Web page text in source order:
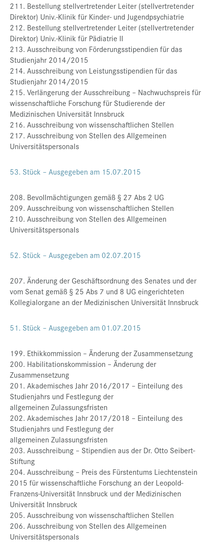
211. Bestellung stellvertretender Leiter (stellvertretender
Direktor) Univ.-Klinik für Kinder- und Jugendpsychiatrie
212. Bestellung stellvertretender Leiter (stellvertretender
Direktor) Univ.-Klinik für Pädiatrie II
213. Ausschreibung von Förderungsstipendien für das
Studienjahr 2014/2015
214. Ausschreibung von Leistungsstipendien für das
Studienjahr 2014/2015
215. Verlängerung der Ausschreibung – Nachwuchspreis für
wissenschaftliche Forschung für Studierende der
Medizinischen Universität Innsbruck
216. Ausschreibung von wissenschaftlichen Stellen
217. Ausschreibung von Stellen des Allgemeinen
Universitätspersonals
53. Stück – Ausgegeben am 15.07.2015
208. Bevollmächtigungen gemäß § 27 Abs 2 UG
209. Ausschreibung von wissenschaftlichen Stellen
210. Ausschreibung von Stellen des Allgemeinen
Universitätspersonals
52. Stück – Ausgegeben am 02.07.2015
207. Änderung der Geschäftsordnung des Senates und der
vom Senat gemäß § 25 Abs 7 und 8 UG eingerichteten
Kollegialorgane an der Medizinischen Universität Innsbruck
51. Stück – Ausgegeben am 01.07.2015
199. Ethikkommission – Änderung der Zusammensetzung
200. Habilitationskommission – Änderung der
Zusammensetzung
201. Akademisches Jahr 2016/2017 – Einteilung des
Studienjahrs und Festlegung der
allgemeinen Zulassungsfristen
202. Akademisches Jahr 2017/2018 – Einteilung des
Studienjahrs und Festlegung der
allgemeinen Zulassungsfristen
203. Ausschreibung – Stipendien aus der Dr. Otto Seibert-
Stiftung
204. Ausschreibung – Preis des Fürstentums Liechtenstein
2015 für wissenschaftliche Forschung an der Leopold-
Franzens-Universität Innsbruck und der Medizinischen
Universität Innsbruck
205. Ausschreibung von wissenschaftlichen Stellen
206. Ausschreibung von Stellen des Allgemeinen
Universitätspersonals